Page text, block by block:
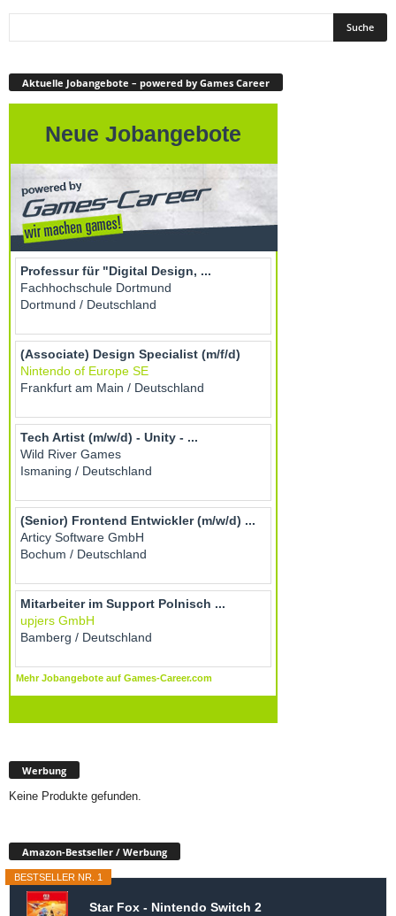
Aktuelle Jobangebote – powered by Games Career
Werbung
Keine Produkte gefunden.
Amazon-Bestseller / Werbung
BESTSELLER NR. 1
Star Fox - Nintendo Switch 2